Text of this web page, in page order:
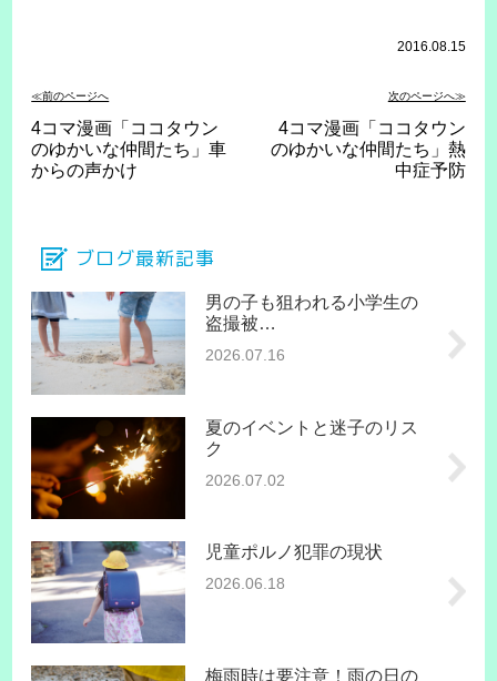
2016.08.15
≪前のページへ 次のページへ≫
4コマ漫画「ココタウン
のゆかいな仲間たち」車
からの声かけ
4コマ漫画「ココタウン
のゆかいな仲間たち」熱
中症予防
ブログ最新記事
男の子も狙われる小学生の
盗撮被…
2026.07.16
夏のイベントと迷子のリス
ク
2026.07.02
児童ポルノ犯罪の現状
2026.06.18
梅雨時は要注意！雨の日の